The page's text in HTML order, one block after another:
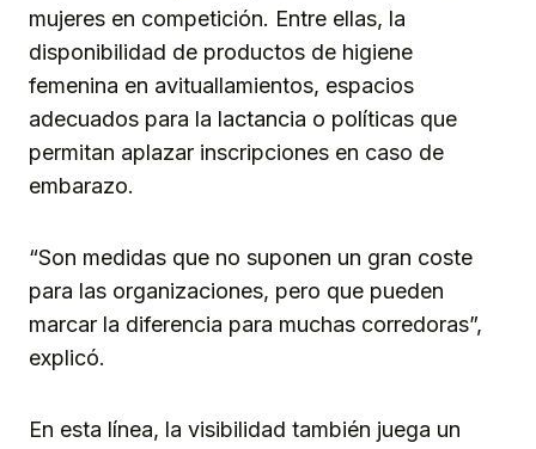
mujeres en competición. Entre ellas, la
disponibilidad de productos de higiene
femenina en avituallamientos, espacios
adecuados para la lactancia o políticas que
permitan aplazar inscripciones en caso de
embarazo.
“Son medidas que no suponen un gran coste
para las organizaciones, pero que pueden
marcar la diferencia para muchas corredoras”,
explicó.
En esta línea, la visibilidad también juega un